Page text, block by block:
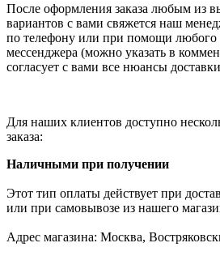
После оформления заказа любым из
вариантов с вами свяжется наш
по телефону или при помощи любого
мессенджера (можно указать в
согласует с вами все нюансы
Для наших клиентов доступно
заказа:
Наличными при получении
Этот тип оплаты действует при
или при самовывозе из нашего
Адрес магазина: Москва,